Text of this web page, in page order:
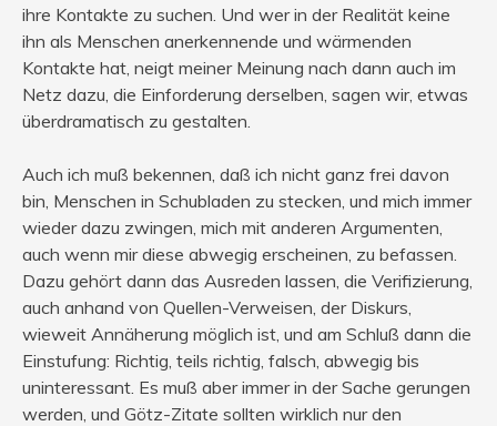
ihre Kontakte zu suchen. Und wer in der Realität keine
ihn als Menschen anerkennende und wärmenden
Kontakte hat, neigt meiner Meinung nach dann auch im
Netz dazu, die Einforderung derselben, sagen wir, etwas
überdramatisch zu gestalten.
Auch ich muß bekennen, daß ich nicht ganz frei davon
bin, Menschen in Schubladen zu stecken, und mich immer
wieder dazu zwingen, mich mit anderen Argumenten,
auch wenn mir diese abwegig erscheinen, zu befassen.
Dazu gehört dann das Ausreden lassen, die Verifizierung,
auch anhand von Quellen-Verweisen, der Diskurs,
wieweit Annäherung möglich ist, und am Schluß dann die
Einstufung: Richtig, teils richtig, falsch, abwegig bis
uninteressant. Es muß aber immer in der Sache gerungen
werden, und Götz-Zitate sollten wirklich nur den